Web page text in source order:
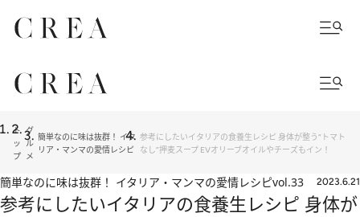
ト
ッ
プ
グ
ル
メ
簡単なのに味は抜群！ イタ
リア・マンマの愛情レシピ
参考にしたいイタリアの食養生レシピ 身体が整う“トマト
なし”押麦スープ EVオリーブオイルやチーズもイン！
簡単なのに味は抜群！ イタリア・マンマの愛情レシピvol.33 2023.6.21
参考にしたいイタリアの食養生レシピ 身体が